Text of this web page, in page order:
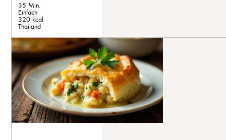
35 Min.
Einfach
320 kcal
Thailand